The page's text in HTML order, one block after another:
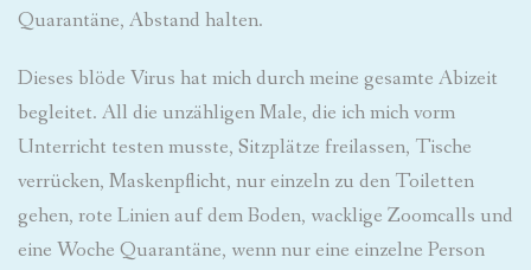
Quarantäne, Abstand halten.
Dieses blöde Virus hat mich durch meine gesamte Abizeit
begleitet. All die unzähligen Male, die ich mich vorm
Unterricht testen musste, Sitzplätze freilassen, Tische
verrücken, Maskenpflicht, nur einzeln zu den Toiletten
gehen, rote Linien auf dem Boden, wacklige Zoomcalls und
eine Woche Quarantäne, wenn nur eine einzelne Person